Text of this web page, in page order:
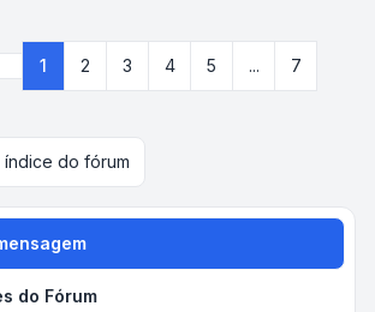
de
1 2 3 4 5 ...
7
índice do fórum
do Fórum